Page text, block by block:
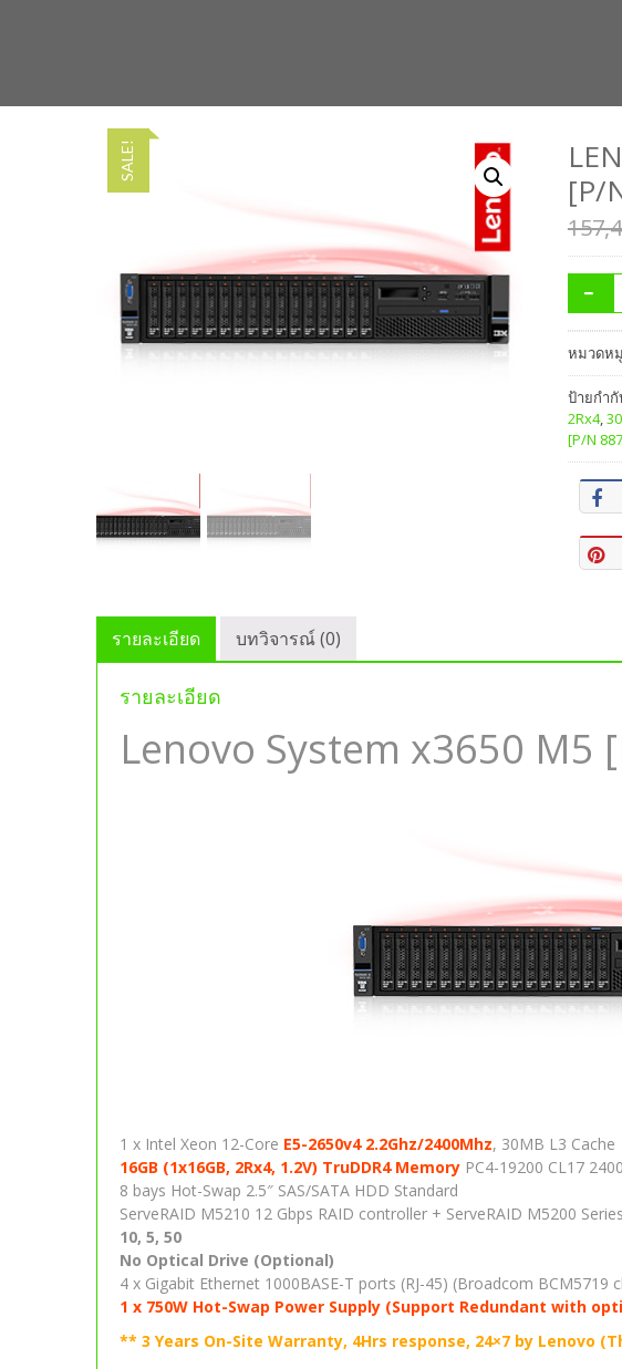
SALE!
[P/
หมวดห
ป้ายกำกั
2Rx4,
[P/N
รายละเอียด บทวิจารณ์ (0)
รายละเอียด
Lenovo System x3650 M5
1 x Intel Xeon 12-Core E5-2650v4 2.2Ghz/2400Mhz, 30MB L3 Cache
16GB (1x16GB, 2Rx4, 1.2V) TruDDR4 Memory PC4-19200 CL17
8 bays Hot-Swap 2.5″ SAS/SATA HDD Standard
ServeRAID M5210 12 Gbps RAID controller + ServeRAID M5200
10, 5, 50
No Optical Drive (Optional)
4 x Gigabit Ethernet 1000BASE-T ports (RJ-45) (Broadcom BCM5719
1 x 750W Hot-Swap Power Supply (Support Redundant with
** 3 Years On-Site Warranty, 4Hrs response, 24×7 by Lenovo